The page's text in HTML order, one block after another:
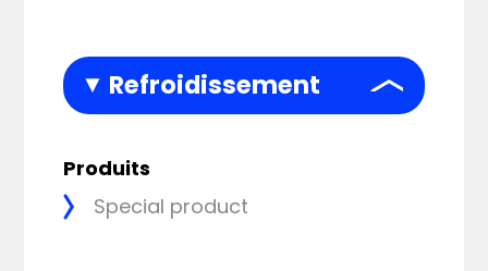
Refroidissement
Produits
Special product